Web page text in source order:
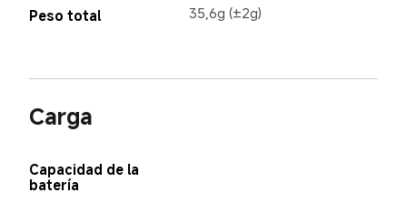
Peso total 35,6g (±2g)
Carga
Capacidad de la
batería